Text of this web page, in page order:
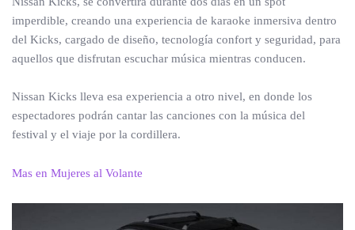
imperdible, creando una experiencia de karaoke inmersiva dentro
del Kicks, cargado de diseño, tecnología confort y seguridad, para
aquellos que disfrutan escuchar música mientras conducen.
Nissan Kicks lleva esa experiencia a otro nivel, en donde los
espectadores podrán cantar las canciones con la música del
festival y el viaje por la cordillera.
Mas en Mujeres al Volante